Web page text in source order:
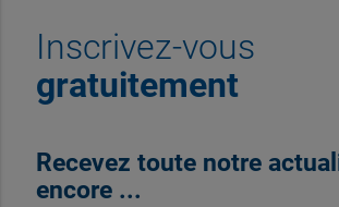
Inscrivez-vous
gratuitement
Recevez toute notre
encore ...